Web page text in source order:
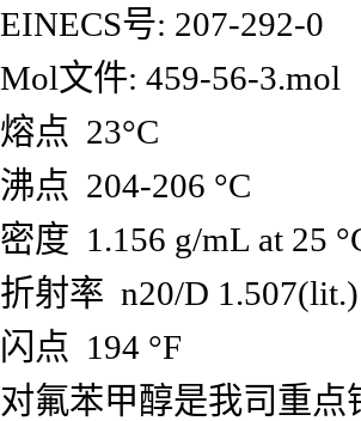
EINECS号: 207-292-0
Mol文件: 459-56-3.mol
熔点 23°C
沸点 204-206 °C
密度 1.156 g/mL at 25
折射率 n20/D 1.507(lit.)
闪点 194 °F
对氟苯甲醇是我司重